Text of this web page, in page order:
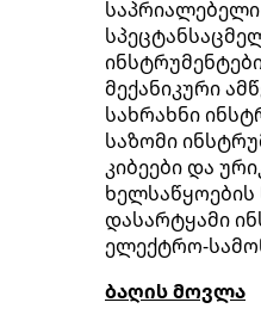
მექანიკური
სახრახნი
საზომი
კიბეები და
ხელსაწყოების
დასარტყამი
ელექტრო-
ბაღის მოვლა